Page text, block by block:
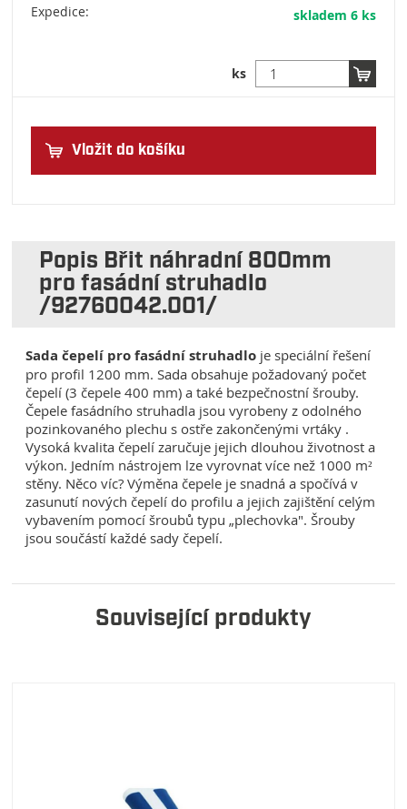
Expedice: skladem 6 ks
ks
Vložit do košíku
Popis Břit náhradní 800mm
pro fasádní struhadlo
/92760042.001/
Sada čepelí pro fasádní struhadlo je speciální řešení
pro profil 1200 mm. Sada obsahuje požadovaný počet
čepelí (3 čepele 400 mm) a také bezpečnostní šrouby.
Čepele fasádního struhadla jsou vyrobeny z odolného
pozinkovaného plechu s ostře zakončenými vrtáky .
Vysoká kvalita čepelí zaručuje jejich dlouhou životnost a
výkon. Jedním nástrojem lze vyrovnat více než 1000 m²
stěny. Něco víc? Výměna čepele je snadná a spočívá v
zasunutí nových čepelí do profilu a jejich zajištění celým
vybavením pomocí šroubů typu „plechovka". Šrouby
jsou součástí každé sady čepelí.
Související produkty